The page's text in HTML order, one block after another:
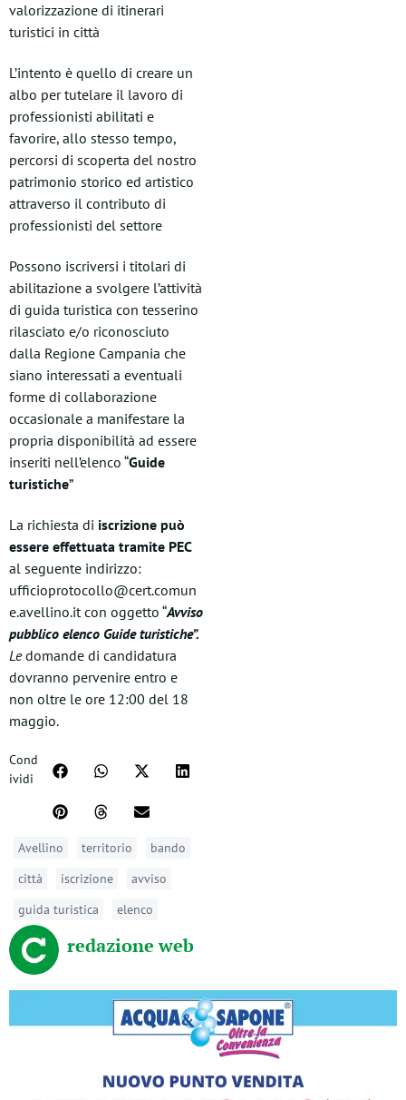
valorizzazione di itinerari
turistici in città
L’intento è quello di creare un
albo per tutelare il lavoro di
professionisti abilitati e
favorire, allo stesso tempo,
percorsi di scoperta del nostro
patrimonio storico ed artistico
attraverso il contributo di
professionisti del settore
Possono iscriversi i titolari di
abilitazione a svolgere l’attività
di guida turistica con tesserino
rilasciato e/o riconosciuto
dalla Regione Campania che
siano interessati a eventuali
forme di collaborazione
occasionale a manifestare la
propria disponibilità ad essere
inseriti nell’elenco “Guide
turistiche”
La richiesta di iscrizione può
essere effettuata tramite PEC
al seguente indirizzo:
ufficioprotocollo@cert.comun
e.avellino.it con oggetto “Avviso
pubblico elenco Guide turistiche”.
Ledomande di candidatura
dovranno pervenire entro e
non oltre le ore 12:00 del 18
maggio.
Cond
ividi
Avellino territorio
bando
città
iscrizione
avviso
guida turistica
elenco
redazione web